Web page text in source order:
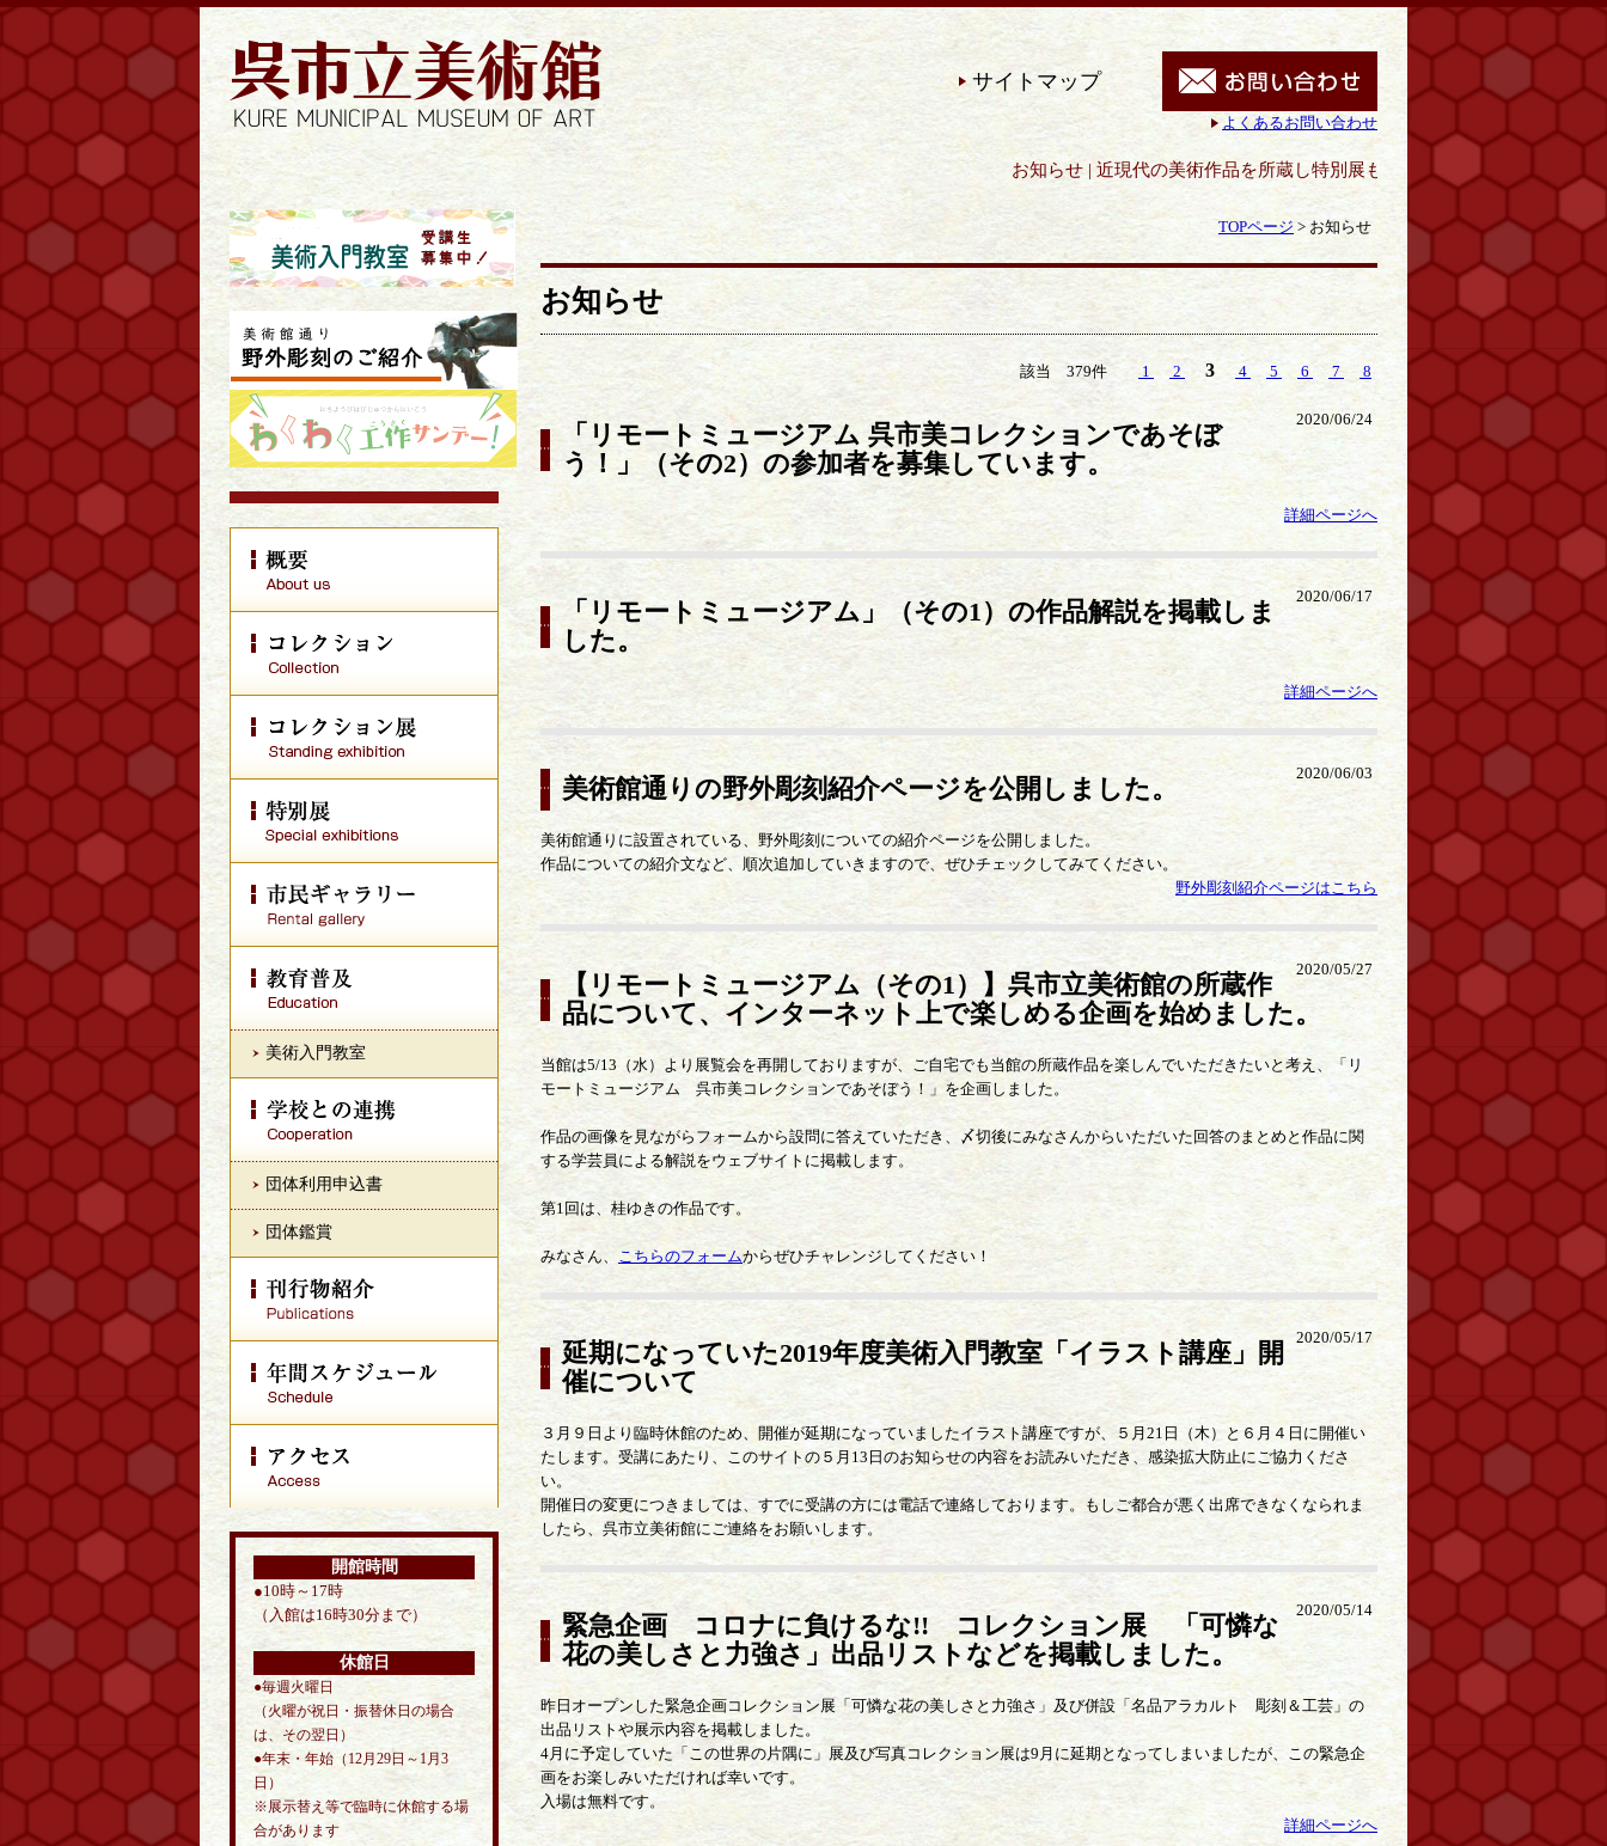
サイトマップ
よくあるお問い合わせ
お知らせ | 近現代の美術作品を所蔵し特別展も開催｜呉市立美術館
美術入門教室
団体利用申込書
団体鑑賞
開館時間
●10時～17時
（入館は16時30分まで）
休館日
●毎週火曜日
（火曜が祝日・振替休日の場合
は、その翌日）
●年末・年始（12月29日～1月3
日）
※展示替え等で臨時に休館する場
合があります
TOPページ > お知らせ
お知らせ
該当 379件 1 2 3 4 5 6 7 8
2020/06/24
「リモートミュージアム 呉市美コレクションであそぼ
う！」（その2）の参加者を募集しています。
詳細ページへ
2020/06/17
「リモートミュージアム」（その1）の作品解説を掲載しま
した。
詳細ページへ
2020/06/03
美術館通りの野外彫刻紹介ページを公開しました。
美術館通りに設置されている、野外彫刻についての紹介ページを公開しました。
作品についての紹介文など、順次追加していきますので、ぜひチェックしてみてください。
野外彫刻紹介ページはこちら
2020/05/27
【リモートミュージアム（その1）】呉市立美術館の所蔵作
品について、インターネット上で楽しめる企画を始めました。
当館は5/13（水）より展覧会を再開しておりますが、ご自宅でも当館の所蔵作品を楽しんでいただきたいと考え、「リ
モートミュージアム 呉市美コレクションであそぼう！」を企画しました。
作品の画像を見ながらフォームから設問に答えていただき、〆切後にみなさんからいただいた回答のまとめと作品に関
する学芸員による解説をウェブサイトに掲載します。
第1回は、桂ゆきの作品です。
みなさん、 こちらのフォームからぜひチャレンジしてください！
2020/05/17
延期になっていた2019年度美術入門教室「イラスト講座」開
催について
３月９日より臨時休館のため、開催が延期になっていましたイラスト講座ですが、５月21日（木）と６月４日に開催い
たします。受講にあたり、このサイトの５月13日のお知らせの内容をお読みいただき、感染拡大防止にご協力くださ
い。
開催日の変更につきましては、すでに受講の方には電話で連絡しております。もしご都合が悪く出席できなくなられま
したら、呉市立美術館にご連絡をお願いします。
2020/05/14
緊急企画 コロナに負けるな!! コレクション展 「可憐な
花の美しさと力強さ」出品リストなどを掲載しました。
昨日オープンした緊急企画コレクション展「可憐な花の美しさと力強さ」及び併設「名品アラカルト 彫刻＆工芸」の
出品リストや展示内容を掲載しました。
4月に予定していた「この世界の片隅に」展及び写真コレクション展は9月に延期となってしまいましたが、この緊急企
画をお楽しみいただければ幸いです。
入場は無料です。
詳細ページへ